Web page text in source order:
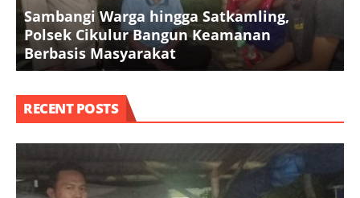
Sambangi Warga hingga Satkamling,
Polsek Cikulur Bangun Keamanan
Berbasis Masyarakat
RECENT POSTS